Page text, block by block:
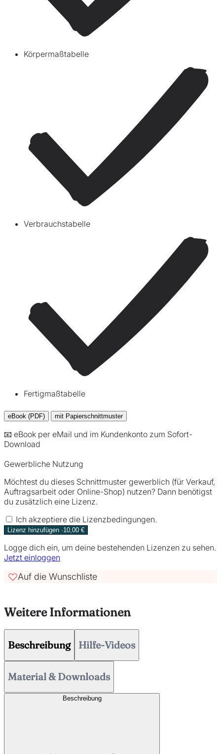
Körpermaßtabelle
Verbrauchstabelle
Fertigmaßtabelle
eBook (PDF) mit Papierschnittmuster
📧 eBook per eMail und im Kundenkonto zum Sofort-
Download
Gewerbliche Nutzung
Möchtest du dieses Schnittmuster gewerblich (für Verkauf,
Auftragsarbeit oder Online-Shop) nutzen? Dann benötigst
du zusätzlich eine Lizenz.
Ich akzeptiere die Lizenzbedingungen.
Lizenz hinzufügen ·10,00 €
Logge dich ein, um deine bestehenden Lizenzen zu sehen.
Jetzt einloggen
Auf die Wunschliste
Weitere Informationen
Beschreibung Hilfe-Videos
Material & Downloads
Beschreibung